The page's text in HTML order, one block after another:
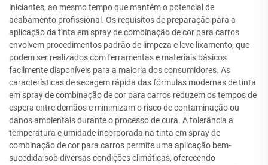
iniciantes, ao mesmo tempo que mantém o potencial de
acabamento profissional. Os requisitos de preparação para a
aplicação da tinta em spray de combinação de cor para carros
envolvem procedimentos padrão de limpeza e leve lixamento, que
podem ser realizados com ferramentas e materiais básicos
facilmente disponíveis para a maioria dos consumidores. As
características de secagem rápida das fórmulas modernas de tinta
em spray de combinação de cor para carros reduzem os tempos de
espera entre demãos e minimizam o risco de contaminação ou
danos ambientais durante o processo de cura. A tolerância a
temperatura e umidade incorporada na tinta em spray de
combinação de cor para carros permite uma aplicação bem-
sucedida sob diversas condições climáticas, oferecendo